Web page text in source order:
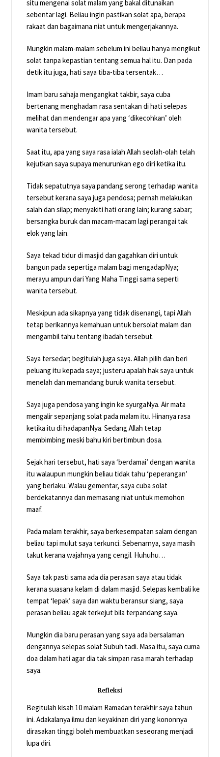
situ mengenai solat malam yang bakal ditunaikan
sebentar lagi. Beliau ingin pastikan solat apa, berapa
rakaat dan bagaimana niat untuk mengerjakannya.
Mungkin malam-malam sebelum ini beliau hanya mengikut
solat tanpa kepastian tentang semua hal itu. Dan pada
detik itu juga, hati saya tiba-tiba tersentak…
Imam baru sahaja mengangkat takbir, saya cuba
bertenang menghadam rasa sentakan di hati selepas
melihat dan mendengar apa yang ‘dikecohkan’ oleh
wanita tersebut.
Saat itu, apa yang saya rasa ialah Allah seolah-olah telah
kejutkan saya supaya menurunkan ego diri ketika itu.
Tidak sepatutnya saya pandang serong terhadap wanita
tersebut kerana saya juga pendosa; pernah melakukan
salah dan silap; menyakiti hati orang lain; kurang sabar;
bersangka buruk dan macam-macam lagi perangai tak
elok yang lain.
Saya tekad tidur di masjid dan gagahkan diri untuk
bangun pada sepertiga malam bagi mengadapNya;
merayu ampun dari Yang Maha Tinggi sama seperti
wanita tersebut.
Meskipun ada sikapnya yang tidak disenangi, tapi Allah
tetap berikannya kemahuan untuk bersolat malam dan
mengambil tahu tentang ibadah tersebut.
Saya tersedar; begitulah juga saya. Allah pilih dan beri
peluang itu kepada saya; justeru apalah hak saya untuk
menelah dan memandang buruk wanita tersebut.
Saya juga pendosa yang ingin ke syurgaNya. Air mata
mengalir sepanjang solat pada malam itu. Hinanya rasa
ketika itu di hadapanNya. Sedang Allah tetap
membimbing meski bahu kiri bertimbun dosa.
Sejak hari tersebut, hati saya ‘berdamai’ dengan wanita
itu walaupun mungkin beliau tidak tahu ‘peperangan’
yang berlaku. Walau gementar, saya cuba solat
berdekatannya dan memasang niat untuk memohon
maaf.
Pada malam terakhir, saya berkesempatan salam dengan
beliau tapi mulut saya terkunci. Sebenarnya, saya masih
takut kerana wajahnya yang cengil. Huhuhu…
Saya tak pasti sama ada dia perasan saya atau tidak
kerana suasana kelam di dalam masjid. Selepas kembali ke
tempat ‘lepak’ saya dan waktu beransur siang, saya
perasan beliau agak terkejut bila terpandang saya.
Mungkin dia baru perasan yang saya ada bersalaman
dengannya selepas solat Subuh tadi. Masa itu, saya cuma
doa dalam hati agar dia tak simpan rasa marah terhadap
saya.
Refleksi
Begitulah kisah 10 malam Ramadan terakhir saya tahun
ini. Adakalanya ilmu dan keyakinan diri yang kononnya
dirasakan tinggi boleh membuatkan seseorang menjadi
lupa diri.